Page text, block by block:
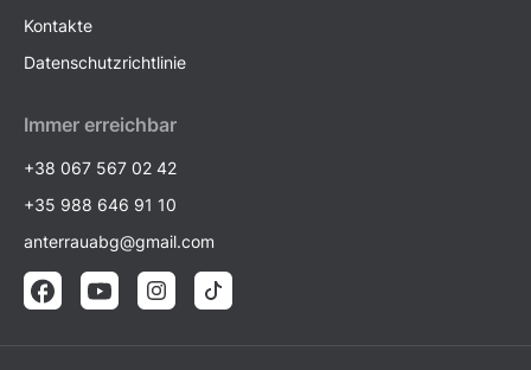
Kontakte
Datenschutzrichtlinie
Immer erreichbar
+38 067 567 02 42
+35 988 646 91 10
anterrauabg@gmail.com